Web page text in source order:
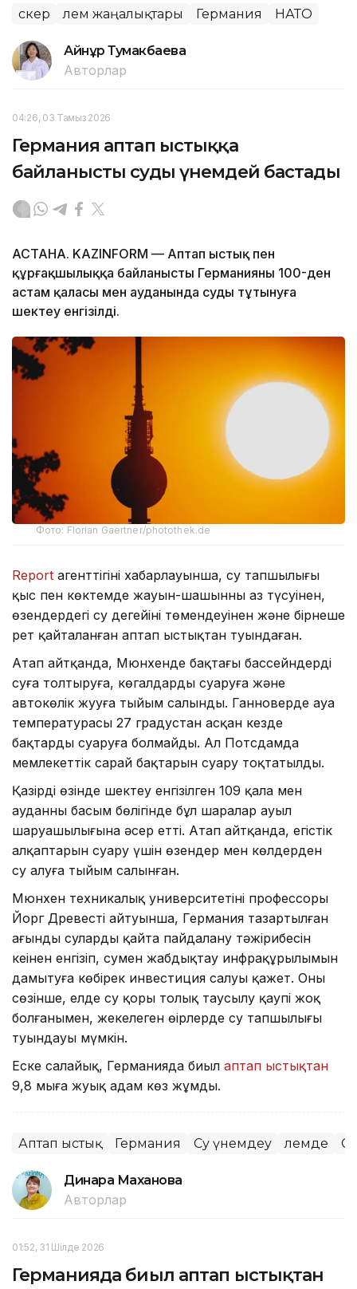
Әскер Әлем жаңалықтары Германия НАТО
Айнұр Тумакбаева
Авторлар
04:26, 03 Тамыз 2026
Германия аптап ыстыққа
байланысты суды үнемдей бастады
АСТАНА. KAZINFORM — Аптап ыстық пен
құрғақшылыққа байланысты Германияның 100-ден
астам қаласы мен ауданында суды тұтынуға
шектеу енгізілді.
Фото: Florian Gaertner/photothek.de
Report агенттігінің хабарлауынша, су тапшылығы
қыс пен көктемде жауын-шашынның аз түсуінен,
өзендердегі су деңгейінің төмендеуінен және бірнеше
рет қайталанған аптап ыстықтан туындаған.
Атап айтқанда, Мюнхенде бақтағы бассейндерді
суға толтыруға, көгалдарды суаруға және
автокөлік жууға тыйым салынды. Ганноверде ауа
температурасы 27 градустан асқан кезде
бақтарды суаруға болмайды. Ал Потсдамда
мемлекеттік сарай бақтарын суару тоқтатылды.
Қазірдің өзінде шектеу енгізілген 109 қала мен
ауданның басым бөлігінде бұл шаралар ауыл
шаруашылығына әсер етті. Атап айтқанда, егістік
алқаптарын суару үшін өзендер мен көлдерден
су алуға тыйым салынған.
Мюнхен техникалық университетінің профессоры
Йорг Древестің айтуынша, Германия тазартылған
ағынды суларды қайта пайдалану тәжірибесін
кеңінен енгізіп, сумен жабдықтау инфрақұрылымын
дамытуға көбірек инвестиция салуы қажет. Оның
сөзінше, елде су қоры толық таусылу қаупі жоқ
болғанымен, жекелеген өңірлерде су тапшылығы
туындауы мүмкін.
Еске салайық, Германияда биыл аптап ыстықтан
9,8 мыңға жуық адам көз жұмды.
Аптап ыстық Германия Су үнемдеу Әлемде Су
Динара Маханова
Авторлар
01:52, 31 Шілде 2026
Германияда биыл аптап ыстықтан